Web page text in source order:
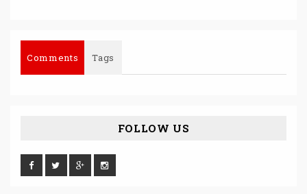
Comments Tags
FOLLOW US